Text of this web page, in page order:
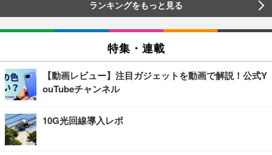
ランキングをもっと見る
特集・連載
【動画レビュー】注目ガジェットを動画で解説！公式Y
ouTubeチャンネル
10G光回線導入レポ